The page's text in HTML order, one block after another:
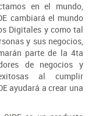
en el mundo,
cambiará el mundo
Digitales y como tal
y sus negocios,
parte de la 4ta
de negocios y
al cumplir
ayudará a crear una